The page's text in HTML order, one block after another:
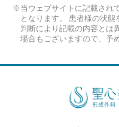
※当ウェブサイトに記載され
となります。 患者様の状
判断により記載の内容とは
場合もございますので、予